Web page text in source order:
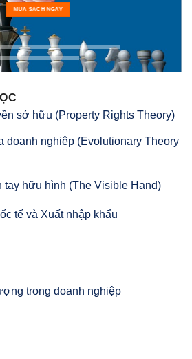
MUA SÁCH NGAY
sở hữu (Property Rights Theory)
doanh nghiệp (Evolutionary Theory
tay hữu hình (The Visible Hand)
tế và Xuất nhập khẩu
trong doanh nghiệp